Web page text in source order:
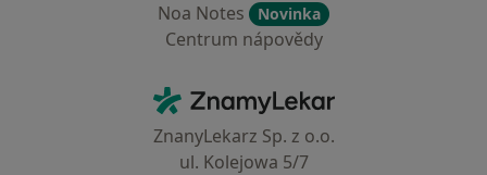
Noa Notes
Novinka
Centrum nápovědy
ZnamyLekar - Hlavní stránka
ZnanyLekarz Sp. z o.o.
ul. Kolejowa 5/7